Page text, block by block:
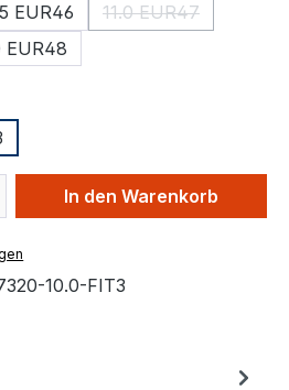
EUR46 11.0 EUR47
(Diese Option ist
EUR48
nicht verfügbar.)
Gib den
In den Warenkorb
10.0-FIT3